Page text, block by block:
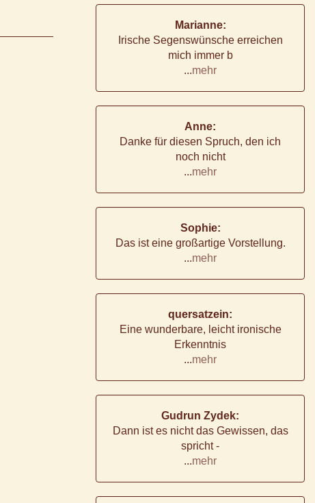
Marianne:
Irische Segenswünsche erreichen
mich immer b
...mehr
Anne:
Danke für diesen Spruch, den ich
noch nicht
...mehr
Sophie:
Das ist eine großartige Vorstellung.
...mehr
quersatzein:
Eine wunderbare, leicht ironische
Erkenntnis
...mehr
Gudrun Zydek:
Dann ist es nicht das Gewissen, das
spricht -
...mehr